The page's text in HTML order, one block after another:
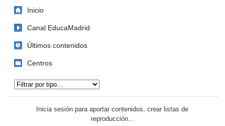
Inicio
Canal EducaMadrid
Últimos contenidos
Centros
Inicia sesión para aportar contenidos, crear listas de
reproducción...